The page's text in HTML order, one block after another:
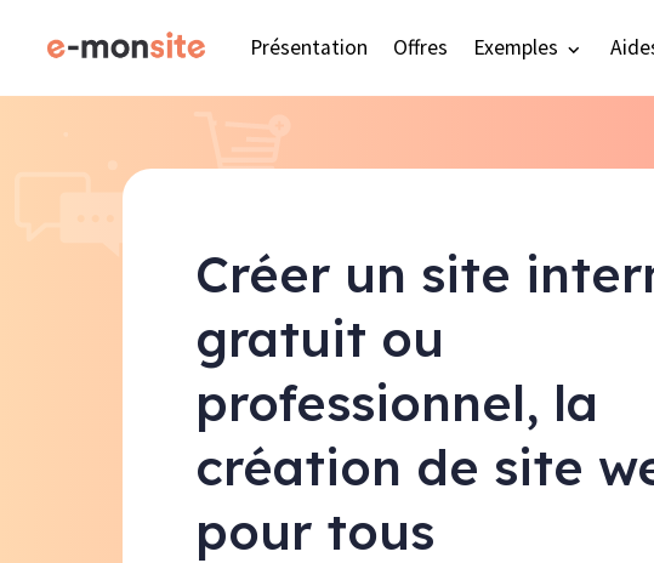
Présentation Offres Exemples
Créer un site
gratuit ou
professionnel, la
création de site
pour tous